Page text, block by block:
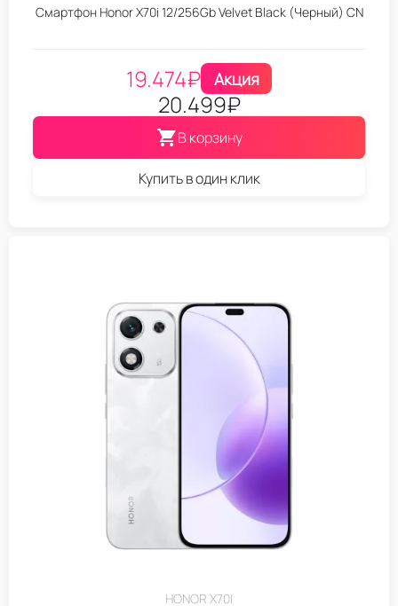
Смартфон Honor X70i 12/256Gb Velvet Black (Черный) CN
19.474₽ Акция
20.499₽
В корзину
Купить в один клик
HONOR X70I